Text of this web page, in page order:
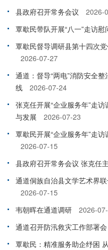
县政府召开常务会议
2026-
覃歇民带队开展“八一”走访慰
覃歇民督导调研县第十四次
2026-07-27
通道：督导“两电”消防安全
线
2026-07-24
张克任开展“企业服务年”走
与发展
2026-07-23
覃歇民开展“企业服务年”走
2026-07-15
县政府召开常务会议 张克任
通道侗族自治县文学艺术界
2026-07-15
韦朝晖在通道调研
2026-
通道召开防汛救灾工作部署会
覃歇民：精准服务助企纾困